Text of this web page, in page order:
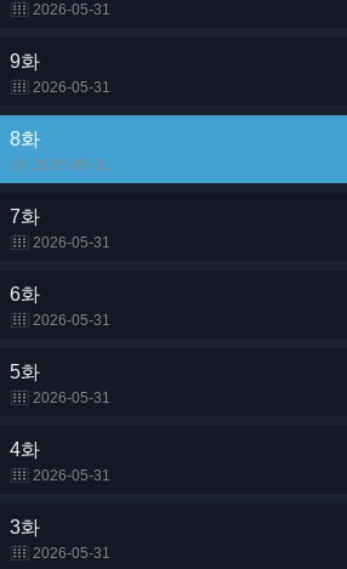
2026-05-31
9화
2026-05-31
8화
2026-05-31
7화
2026-05-31
6화
2026-05-31
5화
2026-05-31
4화
2026-05-31
3화
2026-05-31